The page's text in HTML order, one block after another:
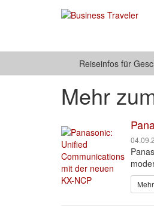
Reiseinfos für
Mehr